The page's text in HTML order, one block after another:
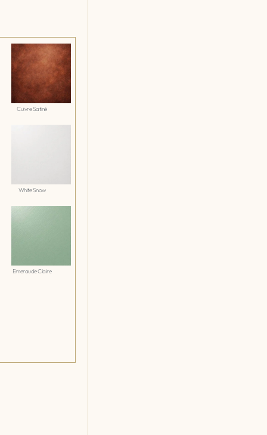
Cuivre Satiné
White Snow
Emeraude Claire